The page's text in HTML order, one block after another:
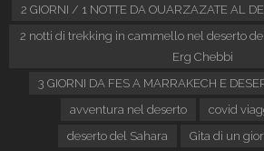
2 GIORNI / 1 NOTTE DA OUARZAZATE AL
2 notti di trekking in cammello nel deserto
Erg Chebbi
3 GIORNI DA FES A MARRAKECH E
avventura nel deserto
covid
deserto del Sahara
Gita di un